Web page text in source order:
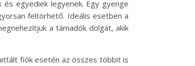
egyediek legyenek. Egy gyenge
feltörhető. Ideális esetben a
a támadók dolgát, akik
fiók esetén az összes többit is